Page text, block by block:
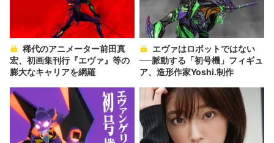
宏、初画集刊行『エヴァ』等の
膨大なキャリアを網羅
──脈動する「初号機」フィギュ
ア、造形作家Yoshi.制作